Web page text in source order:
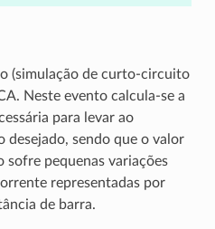
(simulação de curto-circuito
Neste evento calcula-se a
para levar ao
desejado, sendo que o valor
pequenas variações
representadas por
de barra.